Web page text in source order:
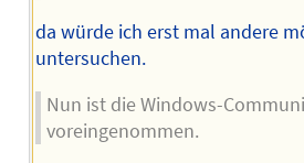
da würde ich erst mal andere
untersuchen.
Nun ist die Windows-
voreingenommen.